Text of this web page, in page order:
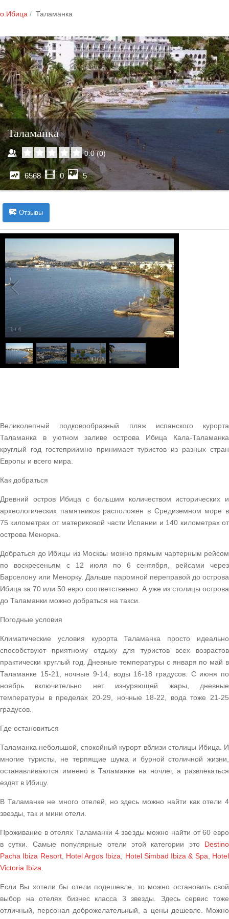
о.Ибица Таламанка
Таламанка
0.0(0)
6568 0 5
Отзывы
1 / 4
Великолепный подковообразный пляж испанского курорта
Таламанка в уютном заливе острова Ибица Кала-Таламанка
круглый год гостеприимно принимает туристов из разных стран
Европы и всего мира.
Как добраться
Древний остров Ибица с большим количеством исторических и
археологических памятников расположен в Средиземном море в
75 километрах от материковой части Испании и 140 километрах от
острова Менорка.
Добраться до Ибицы из Москвы можно прямым чартерным рейсом
по воскресеньям с 12 июля по 6 сентября, рейсами через
Барселону или Менорку. Дальше паромной переправой до острова
Ибица за 70 или 50 евро соответственно. А уже из столицы острова
до Таламанки можно добраться на такси.
Погодные условия
Климатические условия курорта Таламанка просто идеально
способствуют приятному отдыху для туристов всех возрастов
практически круглый год. Дневные температуры с января по май в
Таламанке 15-21, ночные 9-14, воды 16-18 градусов. С июня по
ноябрь включительно нет изнуряющей жары, дневные
температуры в пределах 20-29, ночные 18-22, вода тоже 21-25
градусов.
Где остановиться
Таламанка небольшой, спокойный курорт вблизи столицы Ибица. И
многие туристы, не терпящие шума и бурной столичной жизни,
останавливаются имеено в Таламанке на ночлег, а развлекаться
ездят в Ибицу.
В Таламанке не много отелей, но здесь можно найти как отели 4
звезды, так и мини отели.
Проживание в отелях Таламанки 4 звезды можно найти от 60 евро
в сутки. Самые популярные отели этой категории это Destino
Pacha Ibiza Resort, Hotel Argos Ibiza Hotel Simbad Ibiza & Spa
Hotel
Victoria Ibiza
Если Вы хотели бы отели подешевле, то можно остановить свой
выбор на отелях бизнес класса 3 звезды. Здесь сервис тоже
отличный, персонал доброжелательный, а цены дешевле. Можно